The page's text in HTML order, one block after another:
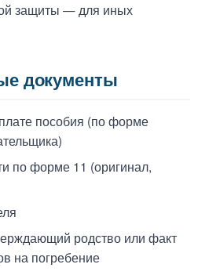
защиты — для иных
документы
пособия (по форме
по форме 11 (оригинал,
родство или факт
на погребение